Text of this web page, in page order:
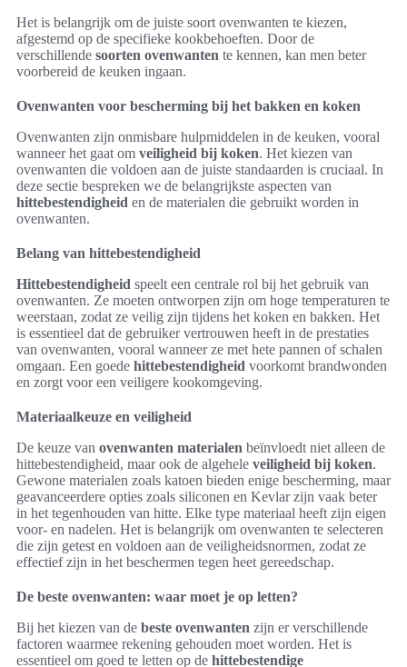
Het is belangrijk om de juiste soort ovenwanten te kiezen,
afgestemd op de specifieke kookbehoeften. Door de
verschillende soorten ovenwanten te kennen, kan men beter
voorbereid de keuken ingaan.
Ovenwanten voor bescherming bij het bakken en koken
Ovenwanten zijn onmisbare hulpmiddelen in de keuken, vooral
wanneer het gaat om veiligheid bij koken. Het kiezen van
ovenwanten die voldoen aan de juiste standaarden is cruciaal. In
deze sectie bespreken we de belangrijkste aspecten van
hittebestendigheid en de materialen die gebruikt worden in
ovenwanten.
Belang van hittebestendigheid
Hittebestendigheid speelt een centrale rol bij het gebruik van
ovenwanten. Ze moeten ontworpen zijn om hoge temperaturen te
weerstaan, zodat ze veilig zijn tijdens het koken en bakken. Het
is essentieel dat de gebruiker vertrouwen heeft in de prestaties
van ovenwanten, vooral wanneer ze met hete pannen of schalen
omgaan. Een goede hittebestendigheid voorkomt brandwonden
en zorgt voor een veiligere kookomgeving.
Materiaalkeuze en veiligheid
De keuze van ovenwanten materialen beïnvloedt niet alleen de
hittebestendigheid, maar ook de algehele veiligheid bij koken.
Gewone materialen zoals katoen bieden enige bescherming, maar
geavanceerdere opties zoals siliconen en Kevlar zijn vaak beter
in het tegenhouden van hitte. Elke type materiaal heeft zijn eigen
voor- en nadelen. Het is belangrijk om ovenwanten te selecteren
die zijn getest en voldoen aan de veiligheidsnormen, zodat ze
effectief zijn in het beschermen tegen heet gereedschap.
De beste ovenwanten: waar moet je op letten?
Bij het kiezen van de beste ovenwanten zijn er verschillende
factoren waarmee rekening gehouden moet worden. Het is
essentieel om goed te letten op de hittebestendige